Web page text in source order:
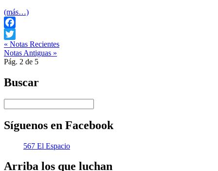
(más…)
Facebook
Twitter
« Notas Recientes
Notas Antiguas »
Pág. 2 de 5
Buscar
Síguenos en Facebook
567 El Espacio
Arriba los que luchan